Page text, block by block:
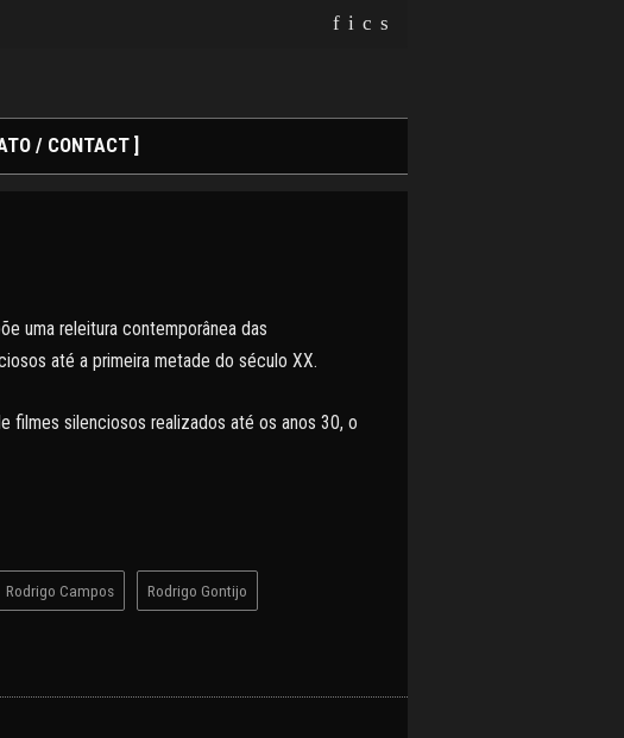
f i c s
/ CONTACT ]
uma releitura contemporânea das
até a primeira metade do século XX.
filmes silenciosos realizados até os anos 30, o
Rodrigo Campos Rodrigo Gontijo